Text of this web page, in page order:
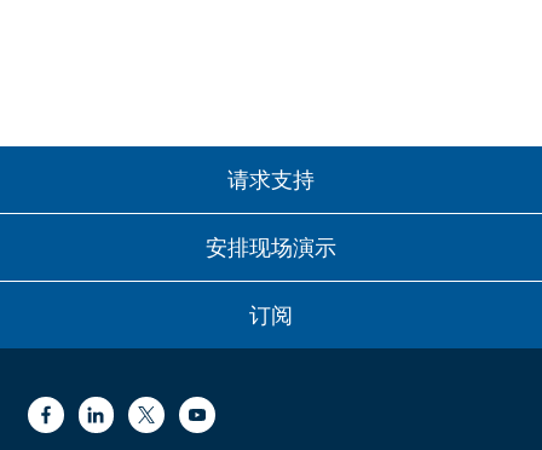
请求支持
安排现场演示
订阅